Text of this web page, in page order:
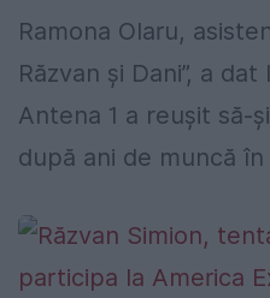
Ramona Olaru,
Răzvan și Dani”, a
Antena 1 a reușit să-
după ani de muncă